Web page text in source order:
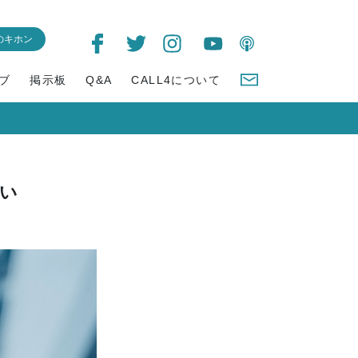
キホン
掲示板 Q&A CALL4について